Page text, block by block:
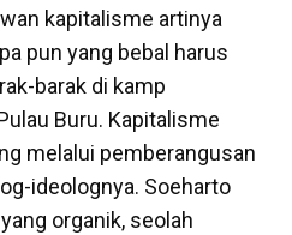
kapitalisme artinya
pun yang bebal harus
barak di kamp
Buru. Kapitalisme
melalui pemberangusan
ideolognya. Soeharto
organik, seolah